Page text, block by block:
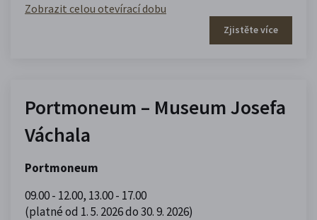
Zobrazit celou otevírací dobu
Zjistěte více
Portmoneum – Museum Josefa
Váchala
Portmoneum
09.00 - 12.00, 13.00 - 17.00
(platné od 1. 5. 2026 do 30. 9. 2026)